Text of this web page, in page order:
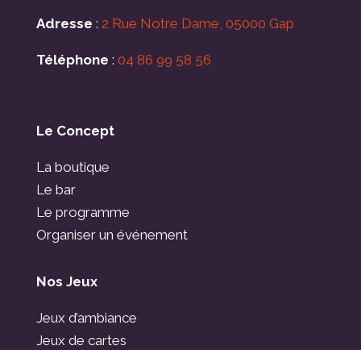
Adresse : 2 Rue Notre Dame, 05000 Gap
Téléphone : 04 86 99 58 56
Le Concept
La boutique
Le bar
Le programme
Organiser un événement
Nos Jeux
Jeux d’ambiance
Jeux de cartes